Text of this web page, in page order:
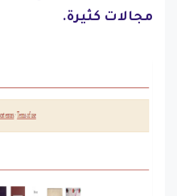
مجالات كثيرة.